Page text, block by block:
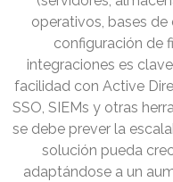
operativos, bases
configuración de
integraciones es
facilidad con Active
SSO, SIEMs y otras
se debe prever la
solución pueda
adaptándose a un